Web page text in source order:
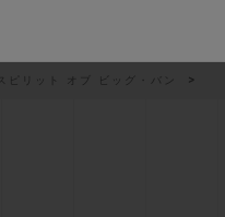
スピリット オブ ビッグ・バン